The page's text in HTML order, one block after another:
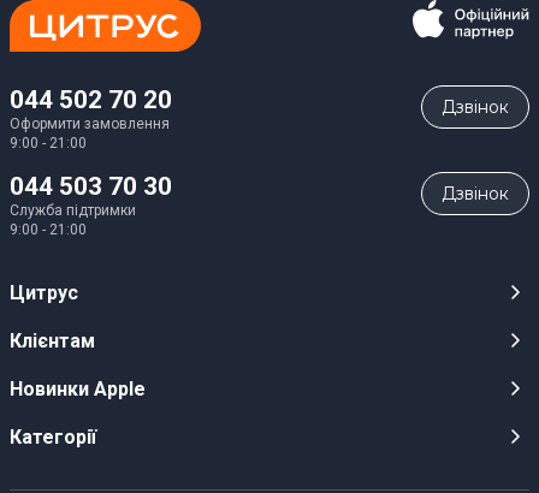
044 502 70 20
Оформити замовлення
9:00 - 21:00
Дзвiнок
044 503 70 30
Служба підтримки
9:00 - 21:00
Дзвiнок
Цитрус
Кар’єра
Оптовим клієнтам
Клієнтам
Публічні оферти
Новинки Apple
iPhone 17
Категорії